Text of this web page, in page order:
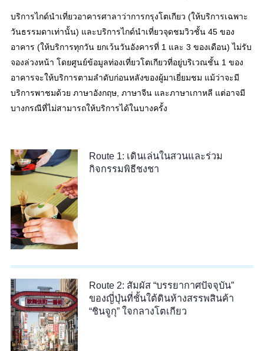
บริการไกด์นำเที่ยวอาคารศาลาว่าการกรุงโตเกียว (ให้บริการเฉพาะ
วันธรรมดาเท่านั้น) และบริการไกด์นำเที่ยวจุดชมวิวชั้น 45 ของ
อาคาร (ให้บริการทุกวัน ยกเว้นวันอังคารที่ 1 และ 3 ของเดือน) ไม่รับ
จองล่วงหน้า โดยศูนย์ข้อมูลท่องเที่ยวโตเกียวที่อยู่บริเวณชั้น 1 ของ
อาคารจะให้บริการตามลำดับก่อนหลังของผู้มาเยี่ยมชม แม้ว่าจะมี
บริการพาชมด้วย ภาษาอังกฤษ, ภาษาจีน และภาษาเกาหลี แต่อาจมี
บางกรณีที่ไม่สามารถให้บริการได้ในบางครั้ง
Route 1: เดินเล่นในสวนและร่วม
กิจกรรมพิธีชงชา
Route 2: สัมผัส “บรรยากาศปัจจุบัน”
ของญี่ปุ่นที่ชั้นใต้ดินห้างสรรพสินค้า
“ชินจูกุ” ใจกลางโตเกียว